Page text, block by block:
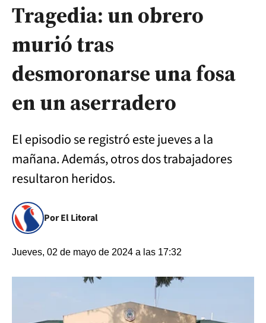
Tragedia: un obrero
murió tras
desmoronarse una fosa
en un aserradero
El episodio se registró este jueves a la
mañana. Además, otros dos trabajadores
resultaron heridos.
Por El Litoral
Jueves, 02 de mayo de 2024 a las 17:32